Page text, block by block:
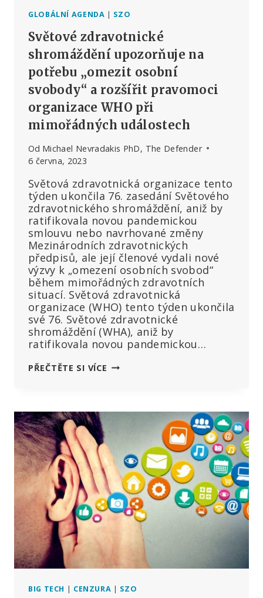
GLOBÁLNÍ AGENDA | SZO
Světové zdravotnické
shromáždění upozorňuje na
potřebu „omezit osobní
svobody“ a rozšířit pravomoci
organizace WHO při
mimořádných událostech
Od Michael Nevradakis PhD, The Defender
6 června, 2023
Světová zdravotnická organizace tento
týden ukončila 76. zasedání Světového
zdravotnického shromáždění, aniž by
ratifikovala novou pandemickou
smlouvu nebo navrhované změny
Mezinárodních zdravotnických
předpisů, ale její členové vydali nové
výzvy k „omezení osobních svobod“
během mimořádných zdravotních
situací. Světová zdravotnická
organizace (WHO) tento týden ukončila
své 76. Světové zdravotnické
shromáždění (WHA), aniž by
ratifikovala novou pandemickou…
PŘEČTĚTE SI VÍCE SVĚTOVÉ
OSOBNÍ
SVOBODY“
A
ROZŠÍŘIT
PRAVOMOCI
ORGANIZACE
MIMOŘÁDNÝCH
UDÁLOSTECH
BIG TECH | CENZURA | SZO